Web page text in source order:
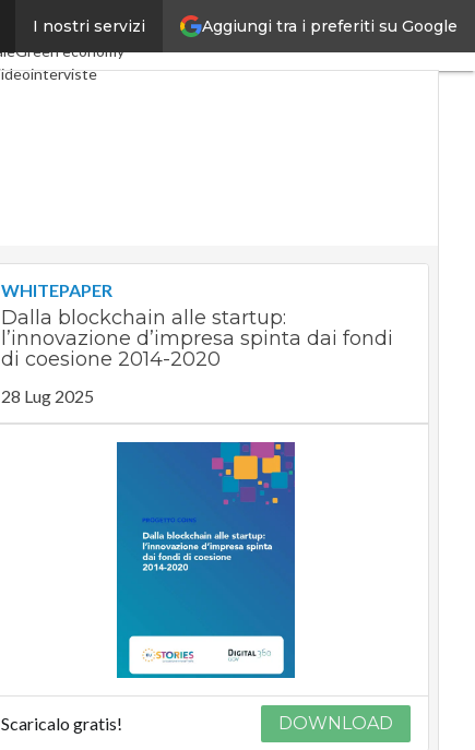
Aggiungi tra i preferiti su Google
I nostri servizi
TelcoIndustria 4.0
Green economy
WHITEPAPER
Dalla blockchain alle startup:
l’innovazione d’impresa spinta dai fondi
di coesione 2014-2020
28 Lug 2025
Scaricalo gratis! DOWNLOAD